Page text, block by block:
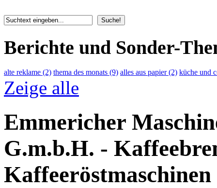
Berichte und Sonder-
alte reklame (2) thema des monats (9) alles aus papier (2) küche und
Zeige alle
Emmericher
G.m.b.H. -